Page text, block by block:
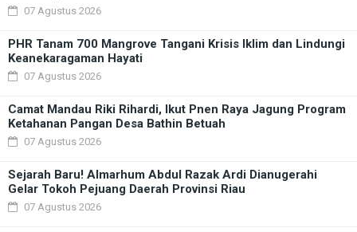
07 Agustus 2026
PHR Tanam 700 Mangrove Tangani Krisis Iklim dan Lindungi
Keanekaragaman Hayati
07 Agustus 2026
Camat Mandau Riki Rihardi, Ikut Pnen Raya Jagung Program
Ketahanan Pangan Desa Bathin Betuah
07 Agustus 2026
Sejarah Baru! Almarhum Abdul Razak Ardi Dianugerahi
Gelar Tokoh Pejuang Daerah Provinsi Riau
07 Agustus 2026